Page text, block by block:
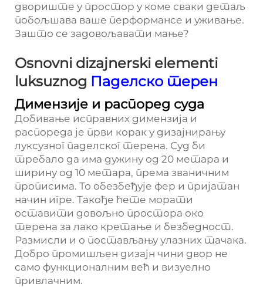
двориште у простор у коме сваки детаљ
побољшава ваше перформансе и уживање.
Зашто се задовољавати мање?
Osnovni dizajnerski elementi
luksuznog Паделско терен
Димензије и распоред суда
Добивање исправних димензија и
распореда је први корак у дизајнирању
луксузног паделског терена. Суд би
требало да има дужину од 20 метара и
ширину од 10 метара, према званичним
прописима. То обезбеђује фер и пријатан
начин игре. Такође ћете морати
оставити довољно простора око
терена за лако кретање и безбедност.
Размисли и о постављању улазних тачака.
Добро промишљен дизајн чини двор не
само функционалним већ и визуелно
привлачним.